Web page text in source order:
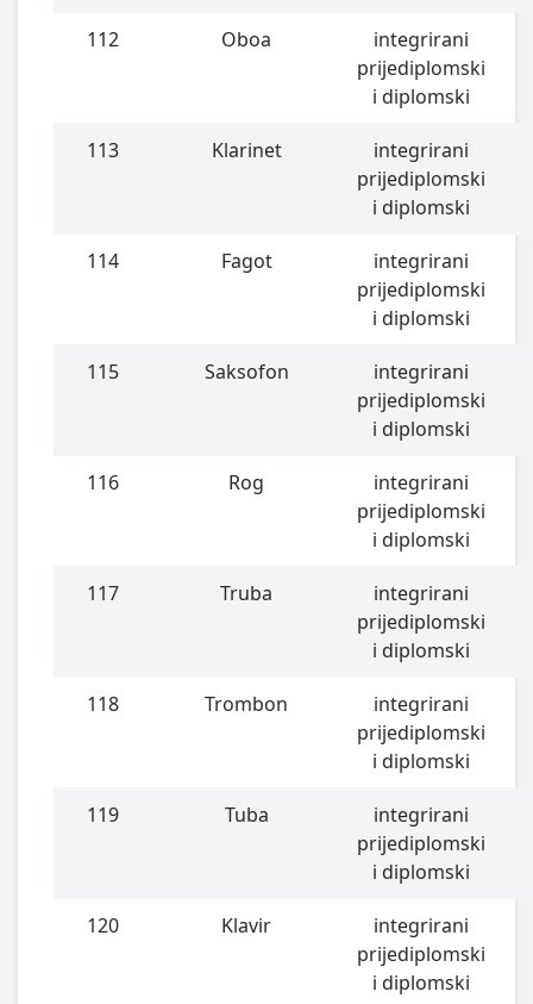
112 Oboa
integrirani
prijediplomski
i diplomski
113 Klarinet
integrirani
prijediplomski
i diplomski
114 Fagot
integrirani
prijediplomski
i diplomski
115 Saksofon
integrirani
prijediplomski
i diplomski
116 Rog
integrirani
prijediplomski
i diplomski
117 Truba
integrirani
prijediplomski
i diplomski
118 Trombon
integrirani
prijediplomski
i diplomski
119 Tuba
integrirani
prijediplomski
i diplomski
120 Klavir
integrirani
prijediplomski
i diplomski